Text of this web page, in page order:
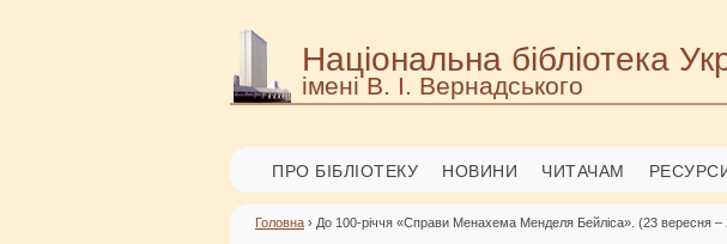
Національна бібліотека
імені В. І. Вернадського
ПРО БІБЛІОТЕКУ НОВИНИ ЧИТАЧАМ
Головна › До 100-річчя «Справи Менахема Менделя Бейліса». (23 вересня –